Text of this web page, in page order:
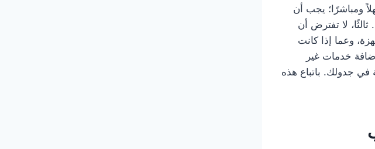
ومباشرًا؛ يجب أن
لا تفترض أن
وعما إذا كانت
خدمات غير
في جدولك. باتباع هذه